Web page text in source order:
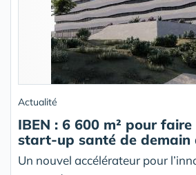
Actualité
IBEN : 6 600 m² pour
start-up santé de demain
Un nouvel accélérateur pour